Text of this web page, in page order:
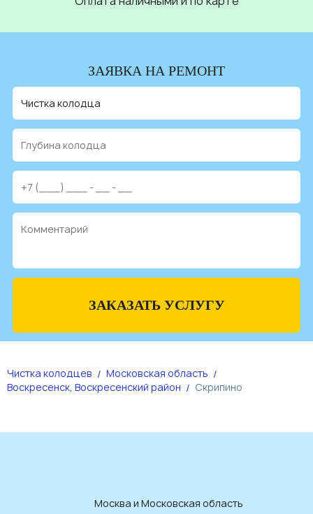
ЗАЯВКА НА РЕМОНТ
ЗАКАЗАТЬ УСЛУГУ
Чистка колодцев
Московская область
Воскресенск, Воскресенский район
Скрипино
Москва и Московская область